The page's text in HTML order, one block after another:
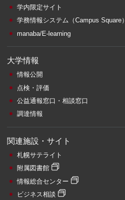
学内限定サイト
学務情報システム （Campus Square）
manaba/E-learning
大学情報
情報公開
点検・評価
公益通報窓口・相談窓口
調達情報
関連施設・サイト
札幌サテライト
附属図書館
情報総合センター
ビジネス相談